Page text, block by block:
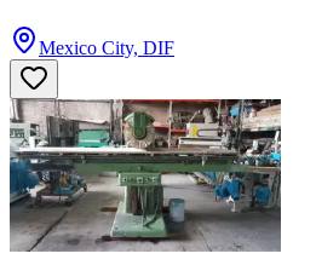
Mexico City, DIF